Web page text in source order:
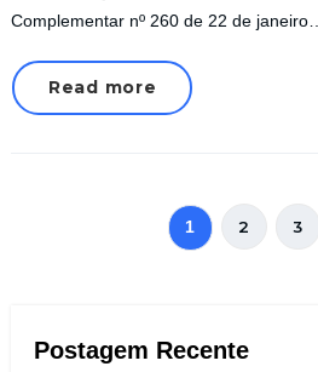
Complementar nº 260 de 22 de janeiro…
Read more
1 2 3
Postagem Recente